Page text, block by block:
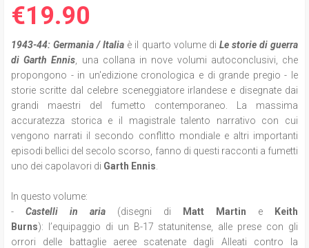
€19.90
1943-44: Germania / Italia è il quarto volume di Le storie di guerra
di Garth Ennis , una collana in nove volumi autoconclusivi, che
propongono - in un'edizione cronologica e di grande pregio - le
storie scritte dal celebre sceneggiatore irlandese e disegnate dai
grandi maestri del fumetto contemporaneo. La massima
accuratezza storica e il magistrale talento narrativo con cui
vengono narrati il secondo conflitto mondiale e altri importanti
episodi bellici del secolo scorso, fanno di questi racconti a fumetti
uno dei capolavori di Garth Ennis
In questo volume:
- Castelli in aria (disegni di Matt Martin e
Keith
Burns): l’equipaggio di un B-17 statunitense, alle prese con gli
orrori delle battaglie aeree scatenate dagli Alleati contro la